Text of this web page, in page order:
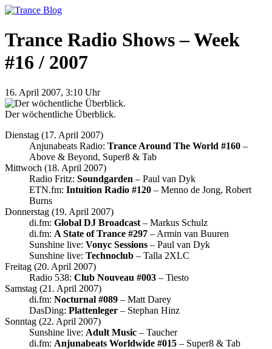
Trance Radio Shows – Week
#16 / 2007
16. April 2007, 3:10 Uhr
Der wöchentliche Überblick.
Dienstag (17. April 2007)
Anjunabeats Radio: Trance Around The World #160 –
Above & Beyond, Super8 & Tab
Mittwoch (18. April 2007)
Radio Fritz: Soundgarden – Paul van Dyk
ETN.fm: Intuition Radio #120 – Menno de Jong, Robert
Burns
Donnerstag (19. April 2007)
di.fm: Global DJ Broadcast – Markus Schulz
di.fm: A State of Trance #297 – Armin van Buuren
Sunshine live: Vonyc Sessions – Paul van Dyk
Sunshine live: Technoclub – Talla 2XLC
Freitag (20. April 2007)
Radio 538: Club Nouveau #003 – Tiesto
Samstag (21. April 2007)
di.fm: Nocturnal #089 – Matt Darey
DasDing: Plattenleger – Stephan Hinz
Sonntag (22. April 2007)
Sunshine live: Adult Music – Taucher
di.fm: Anjunabeats Worldwide #015 – Super8 & Tab